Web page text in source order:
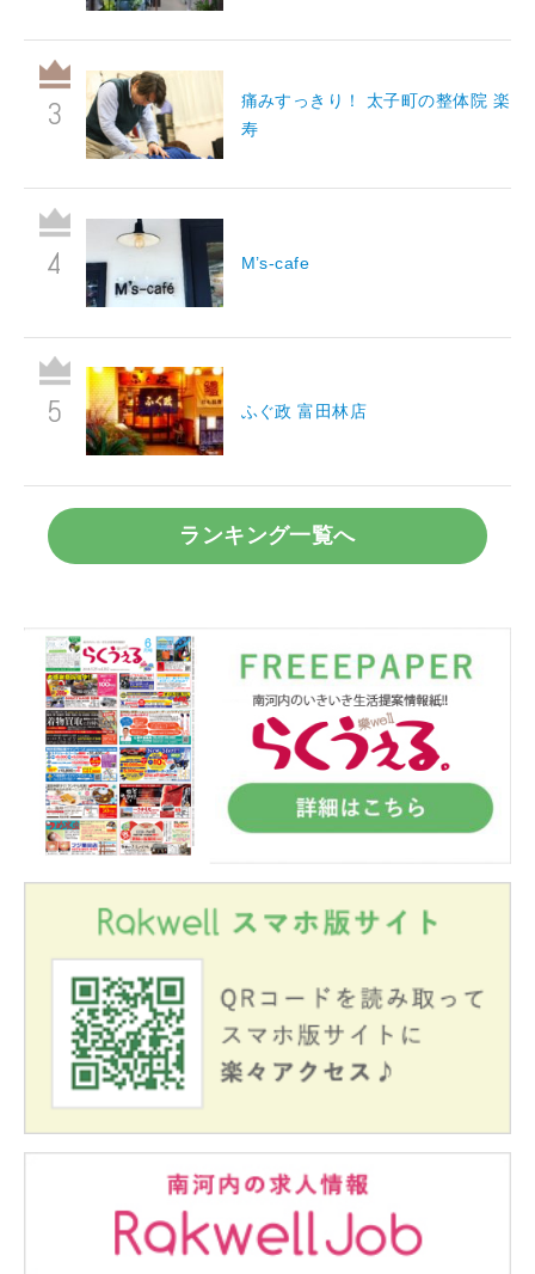
痛みすっきり！ 太子町の整体院 楽
寿
M’s-cafe
ふぐ政 富田林店
ランキング一覧へ